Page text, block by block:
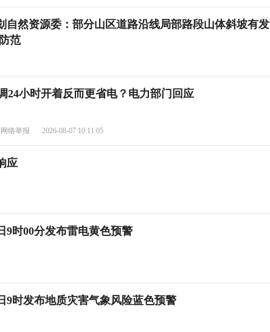
自然资源委：部分山区道路沿线局部路段山体斜坡有发
范
24小时开着反而更省电？电力部门回应
络举报 2026-08-07 10:11:05
应
9时00分发布雷电黄色预警
9时发布地质灾害气象风险蓝色预警